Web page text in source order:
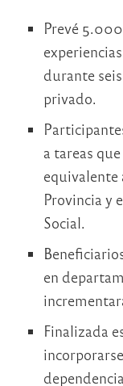
Prevé
durante
privado.
a tareas
Provincia y
Social.
en
Finalizada